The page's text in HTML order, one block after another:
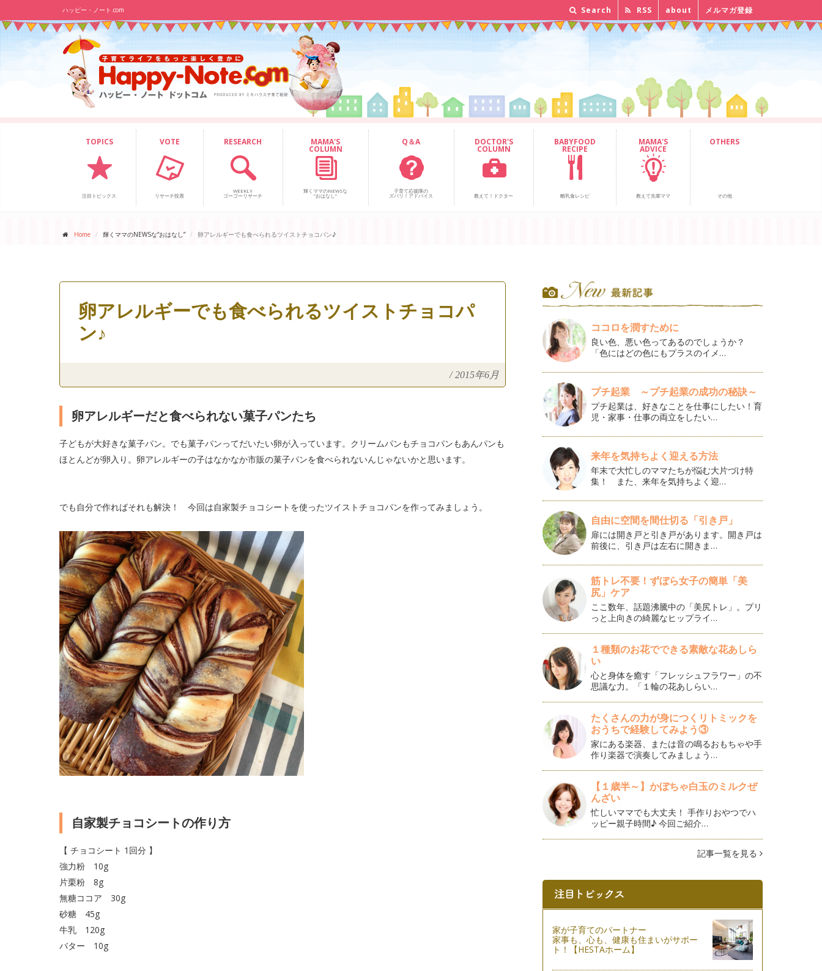
ハッピー・ノート.com Search RSS about メルマガ登録
TOPICS
注目トピックス
VOTE
リサーチ投票
RESEARCH
WEEKLY
ゴーゴーリサーチ
MAMA'S
COLUMN
輝くママのNEWSな
“おはなし”
Q＆A
子育て応援隊の
ズバリ！アドバイス
DOCTOR'S
COLUMN
教えて！ドクター
BABYFOOD
RECIPE
離乳食レシピ
MAMA'S
ADVICE
教えて先輩ママ
OTHERS
その他
Home 輝くママのNEWSな“おはなし” 卵アレルギーでも食べられるツイストチョコパン♪
卵アレルギーでも食べられるツイストチョコパ
ン♪
/ 2015年6月
卵アレルギーだと食べられない菓子パンたち
子どもが大好きな菓子パン。でも菓子パンってだいたい卵が入っています。クリームパンもチョコパンもあんパンも
ほとんどが卵入り。卵アレルギーの子はなかなか市販の菓子パンを食べられないんじゃないかと思います。
でも自分で作ればそれも解決！ 今回は自家製チョコシートを使ったツイストチョコパンを作ってみましょう。
自家製チョコシートの作り方
【 チョコシート 1回分 】
強力粉 10g
片栗粉 8g
無糖ココア 30g
砂糖 45g
牛乳 120g
バター 10g
ココロを潤すために
良い色、悪い色ってあるのでしょうか？
「色にはどの色にもプラスのイメ…
プチ起業 ～プチ起業の成功の秘訣～
プチ起業は、好きなことを仕事にしたい！育
児・家事・仕事の両立をしたい…
来年を気持ちよく迎える方法
年末で大忙しのママたちが悩む大片づけ特
集！ また、来年を気持ちよく迎…
自由に空間を間仕切る「引き戸」
扉には開き戸と引き戸があります。開き戸は
前後に、引き戸は左右に開きま…
筋トレ不要！ずぼら女子の簡単「美
尻」ケア
ここ数年、話題沸騰中の「美尻トレ」。プリ
っと上向きの綺麗なヒップライ…
１種類のお花でできる素敵な花あしら
い
心と身体を癒す「フレッシュフラワー」の不
思議な力。「１輪の花あしらい…
たくさんの力が身につくリトミックを
おうちで経験してみよう③
家にある楽器、または音の鳴るおもちゃや手
作り楽器で演奏してみましょう…
【１歳半～】かぼちゃ白玉のミルクぜ
んざい
忙しいママでも大丈夫！ 手作りおやつでハ
ッピー親子時間♪ 今回ご紹介…
記事一覧を見る
家が子育てのパートナー
家事も、心も、健康も住まいがサポー
ト！【HESTAホーム】